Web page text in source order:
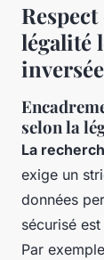
légalité
selon la
La
exige un
données
sécurisé
Par